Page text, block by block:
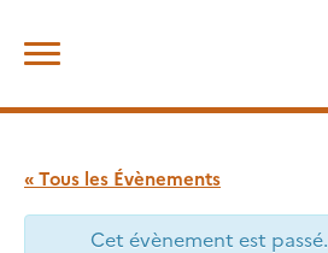
content
« Tous les Évènements
Cet évènement est passé.